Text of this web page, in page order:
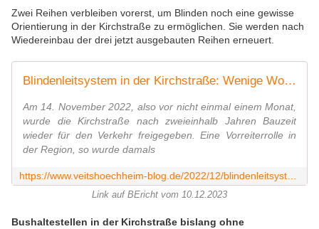
Zwei Reihen verbleiben vorerst, um Blinden noch eine gewisse
Orientierung in der Kirchstraße zu ermöglichen. Sie werden nach
Wiedereinbau der drei jetzt ausgebauten Reihen erneuert.
Blindenleitsystem in der Kirchstraße: Wenige Wochen nach Eröffnung haben sich weiße Inlays der aufgeschraubten Edelstahlindikatoren gelöst - Veitshöchheim News
Am 14. November 2022, also vor nicht einmal einem Monat,
wurde die Kirchstraße nach zweieinhalb Jahren Bauzeit
wieder für den Verkehr freigegeben. Eine Vorreiterrolle in
der Region, so wurde damals
Link auf BEricht vom 10.12.2023
Bushaltestellen in der Kirchstraße bislang ohne